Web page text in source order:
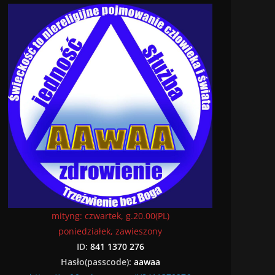
mityng: czwartek, g.20.00(PL)
poniedziałek, zawieszony
ID: 841 1370 276
Hasło(passcode): aawaa